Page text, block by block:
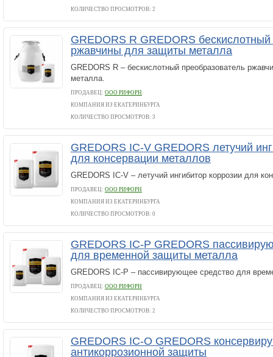
КОЛИЧЕСТВО ПРОСМОТРОВ: 2
GREDORS R GREDORS
ржавчины для защиты металла
GREDORS R – бескислотный преобразователь
металла.
ПРОДАВЕЦ: ООО РИФОРН
КОМПАНИЯ ИЗ ЕКАТЕРИНБУРГА
КОЛИЧЕСТВО ПРОСМОТРОВ: 3
GREDORS IC-V GREDORS летучий
для консервации металлов
GREDORS IC-V – летучий ингибитор коррозии для
ПРОДАВЕЦ: ООО РИФОРН
КОМПАНИЯ ИЗ ЕКАТЕРИНБУРГА
КОЛИЧЕСТВО ПРОСМОТРОВ: 0
GREDORS IC-P GREDORS
для временной защиты металла
GREDORS IC-P – пассивирующее средство для
ПРОДАВЕЦ: ООО РИФОРН
КОМПАНИЯ ИЗ ЕКАТЕРИНБУРГА
КОЛИЧЕСТВО ПРОСМОТРОВ: 2
GREDORS IC-O GREDORS
антикоррозионной защиты